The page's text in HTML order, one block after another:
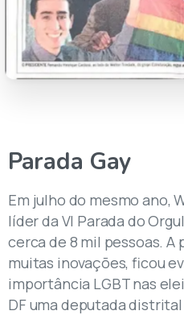
Parada Gay
Em julho do mesmo ano,
líder da VI Parada do
cerca de 8 mil pessoas. A
muitas inovações, ficou
importância LGBT nas
DF uma deputada